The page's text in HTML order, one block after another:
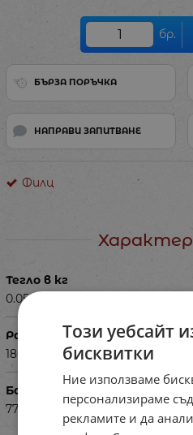
бр.
БЪРЗА ПОРЪЧКА
НАПРАВИ ЗАПИТВАНЕ
Филц
Тегло в кг
0.050
Размери в см
180
Баркод (ISBN, UPC, др.)
77MAr401222
Този уебсайт
бисквитки
Ние използваме
персонализираме
рекламите и да